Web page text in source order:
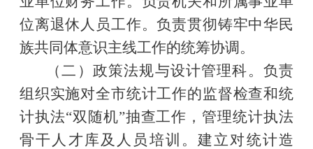
位离退休人员工作。负责贯彻铸牢中华民
族共同体意识主线工作的统筹协调。
（二）政策法规与设计管理科。负责
组织实施对全市统计工作的监督检查和统
计执法“双随机”抽查工作，管理统计执法
骨干人才库及人员培训。建立对统计造